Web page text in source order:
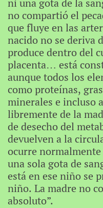
ni una gota de la
no compartió el
que fluye en las
nacido no se deriva
produce dentro del
placenta… está
aunque todos los
como proteínas,
minerales e incluso
libremente de la
de desecho del
devuelven a la
ocurre
una sola gota de
está en ese niño se
niño. La madre no
absoluto”.